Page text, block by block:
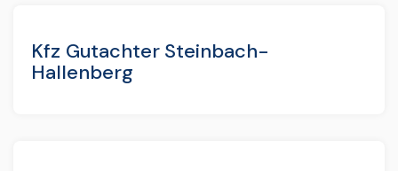
Kfz Gutachter Steinbach-
Hallenberg